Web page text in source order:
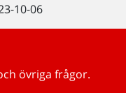
10-06
övriga frågor.